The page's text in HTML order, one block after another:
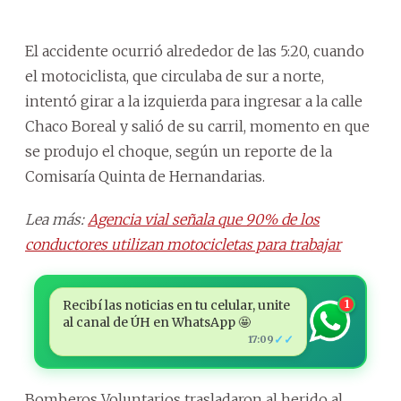
El accidente ocurrió alrededor de las 5:20, cuando
el motociclista, que circulaba de sur a norte,
intentó girar a la izquierda para ingresar a la calle
Chaco Boreal y salió de su carril, momento en que
se produjo el choque, según un reporte de la
Comisaría Quinta de Hernandarias.
Lea más: Agencia vial señala que 90% de los
conductores utilizan motocicletas para trabajar
Recibí las noticias en tu celular, unite
al canal de ÚH en WhatsApp 🤩
17:09 ✓✓
1